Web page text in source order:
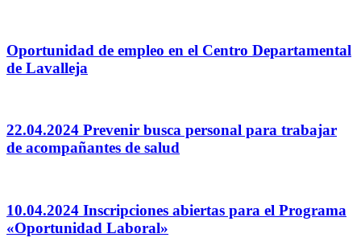
Oportunidad de empleo en el Centro Departamental
de Lavalleja
22.04.2024 Prevenir busca personal para trabajar
de acompañantes de salud
10.04.2024 Inscripciones abiertas para el Programa
«Oportunidad Laboral»